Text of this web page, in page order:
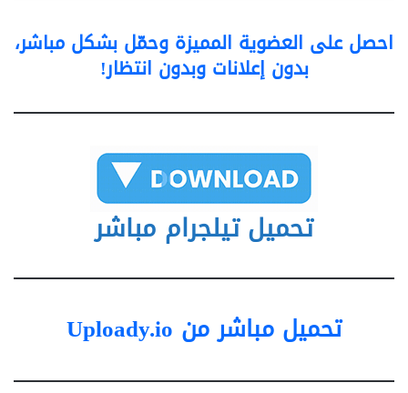
احصل على العضوية المميزة وحمّل بشكل مباشر،
بدون إعلانات وبدون انتظار!
تحميل تيلجرام مباشر
تحميل مباشر من Uploady.io